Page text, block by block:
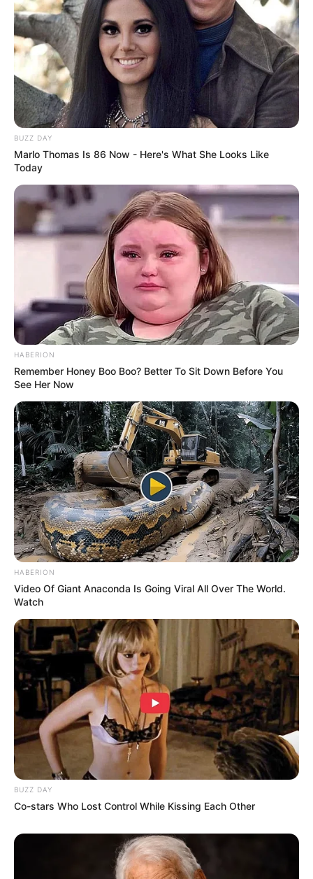
film pendek.
Film berdurasi 83 menit ini dijadwalkan tayang pada 30 Agustus
2019. Jangan lewatkan humor nan petualangan seru mereka dalam
film ini!
TAGS BACK TO SCHOOL
SINOPSIS BACK TO SCHOOL
BUZZ DAY
Marlo Thomas Is 86 Now - Here's What She Looks Like
Today
HABERION
Remember Honey Boo Boo? Better To Sit Down Before You
See Her Now
HABERION
Video Of Giant Anaconda Is Going Viral All Over The World.
Watch
BUZZ DAY
Co-stars Who Lost Control While Kissing Each Other